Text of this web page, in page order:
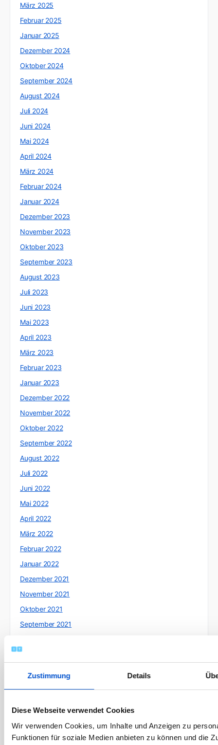
Zustimmung Details
Diese Webseite verwendet Cookies
Wir verwenden Cookies, um Inhalte und Anzeigen zu
Funktionen für soziale Medien anbieten zu können und die
März 2025
Februar 2025
Januar 2025
Dezember 2024
Oktober 2024
September 2024
August 2024
Juli 2024
Juni 2024
Mai 2024
April 2024
März 2024
Februar 2024
Januar 2024
Dezember 2023
November 2023
Oktober 2023
September 2023
August 2023
Juli 2023
Juni 2023
Mai 2023
April 2023
März 2023
Februar 2023
Januar 2023
Dezember 2022
November 2022
Oktober 2022
September 2022
August 2022
Juli 2022
Juni 2022
Mai 2022
April 2022
März 2022
Februar 2022
Januar 2022
Dezember 2021
November 2021
Oktober 2021
September 2021
Juli 2021
März 2021
Februar 2021